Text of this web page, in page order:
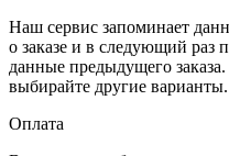
Наш сервис запоминает
о заказе и в следующий раз
данные предыдущего
выбирайте другие варианты.
Оплата